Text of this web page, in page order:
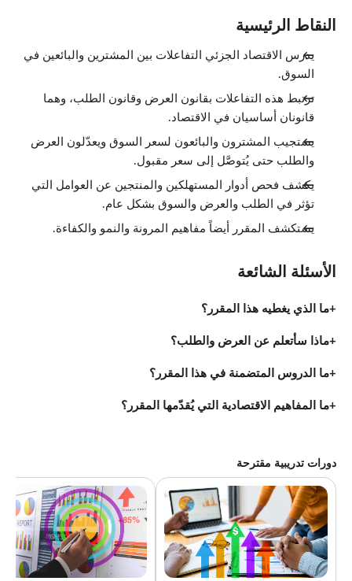
النقاط الرئيسية
يدرس الاقتصاد الجزئي التفاعلات بين المشترين والبائعين في
السوق.
ترتبط هذه التفاعلات بقانون العرض وقانون الطلب، وهما
قانونان أساسيان في الاقتصاد.
يستجيب المشترون والبائعون لسعر السوق ويعدّلون العرض
والطلب حتى يُتوصَّل إلى سعر مقبول.
يكشف فحص أدوار المستهلكين والمنتجين عن العوامل التي
تؤثر في الطلب والعرض والسوق بشكل عام.
يستكشف المقرر أيضاً مفاهيم المرونة والنمو والكفاءة.
الأسئلة الشائعة
ما الذي يغطيه هذا المقرر؟
ماذا سأتعلم عن العرض والطلب؟
ما الدروس المتضمنة في هذا المقرر؟
ما المفاهيم الاقتصادية التي يُقدّمها المقرر؟
دورات تدريبية مقترحة